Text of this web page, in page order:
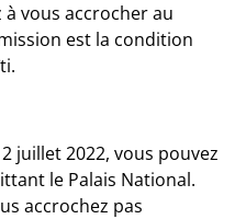
vous accrocher au
est la condition
juillet 2022, vous pouvez
le Palais National.
accrochez pas